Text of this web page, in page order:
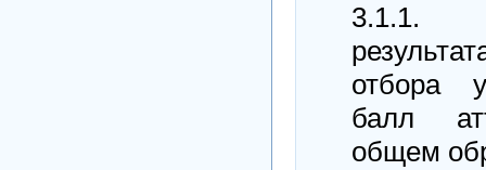
отбора
балл
общем